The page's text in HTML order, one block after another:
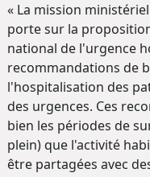
« La mission
porte sur la
national de l'urgence
recommandations de
l'hospitalisation des
des urgences. Ces
bien les périodes de
plein) que l'activité
être partagées avec